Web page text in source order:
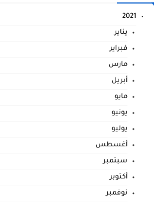
2021
يناير
فبراير
مارس
أبريل
مايو
يونيو
يوليو
أغسطس
سبتمبر
أكتوبر
نوفمبر